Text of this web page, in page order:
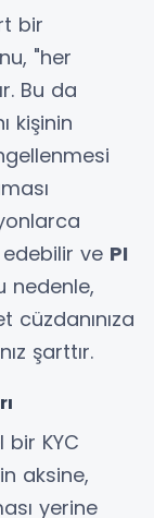
bir
"her
Bu da
kişinin
ve PI
nedenle,
cüzdanınıza
şarttır.
KYC
aksine,
yerine